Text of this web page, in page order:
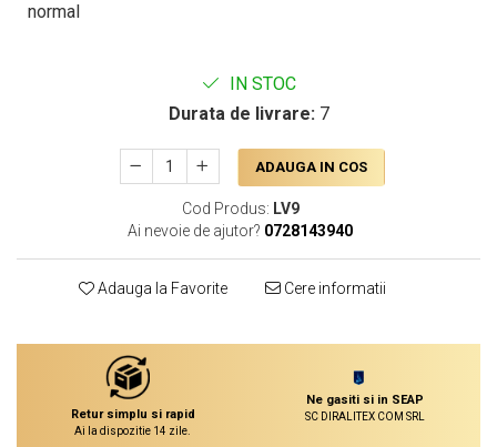
normal
IN STOC
Durata de livrare:7
ADAUGA IN COS
Cod Produs: LV9
Ai nevoie de ajutor? 0728143940
Adauga la Favorite Cere informatii
Retur simplu si rapid
Ai la dispozitie 14 zile.
Ne gasiti si in SEAP
SC DIRALITEX COM SRL